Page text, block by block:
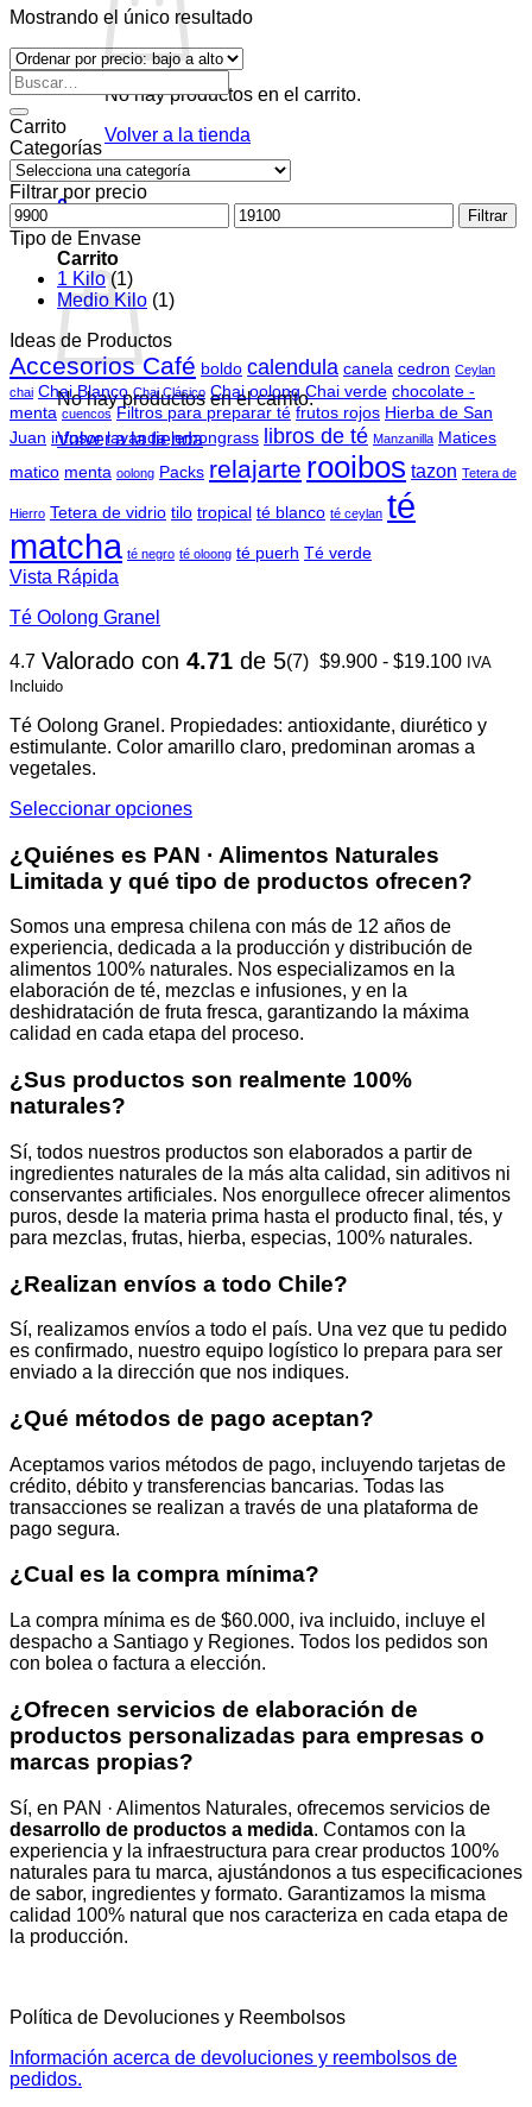
No hay productos en el carrito.
Volver a la tienda
0
Carrito
No hay productos en el carrito.
Volver a la tienda
Mostrando el único resultado
Buscar
por:
Carrito
Categorías
Filtrar por precio
Precio
mínimo
Precio
máximo
Filtrar
Tipo de Envase
1 Kilo (1)
Medio Kilo (1)
Ideas de Productos
Accesorios Café boldo calendula canela cedron Ceylan
chai Chai Blanco Chai Clásico Chai oolong Chai verde chocolate -
menta cuencos Filtros para preparar té frutos rojos Hierba de San
Juan infusor lavanda lemongrass libros de té Manzanilla Matices
matico menta oolong Packs relajarte rooibos tazon Tetera de
Hierro Tetera de vidrio tilo tropical té blanco té ceylan té
matcha té negro té oloong té puerh Té verde
Vista Rápida
Té Oolong Granel
4.7 Valorado con 4.71 de 5(7) $9.900 - $19.100Rango
desde
$9.900
IVA
Incluido
Té Oolong Granel. Propiedades: antioxidante, diurético y
estimulante. Color amarillo claro, predominan aromas a
vegetales.
Seleccionar opciones
producto
tiene
múltiples
variantes.
Las
opciones
se
pueden
elegir
en
página
de
¿Quiénes es PAN · Alimentos Naturales
Limitada y qué tipo de productos ofrecen?
Somos una empresa chilena con más de 12 años de
experiencia, dedicada a la producción y distribución de
alimentos 100% naturales. Nos especializamos en la
elaboración de té, mezclas e infusiones, y en la
deshidratación de fruta fresca, garantizando la máxima
calidad en cada etapa del proceso.
¿Sus productos son realmente 100%
naturales?
Sí, todos nuestros productos son elaborados a partir de
ingredientes naturales de la más alta calidad, sin aditivos ni
conservantes artificiales. Nos enorgullece ofrecer alimentos
puros, desde la materia prima hasta el producto final, tés, y
para mezclas, frutas, hierba, especias, 100% naturales.
¿Realizan envíos a todo Chile?
Sí, realizamos envíos a todo el país. Una vez que tu pedido
es confirmado, nuestro equipo logístico lo prepara para ser
enviado a la dirección que nos indiques.
¿Qué métodos de pago aceptan?
Aceptamos varios métodos de pago, incluyendo tarjetas de
crédito, débito y transferencias bancarias. Todas las
transacciones se realizan a través de una plataforma de
pago segura.
¿Cual es la compra mínima?
La compra mínima es de $60.000, iva incluido, incluye el
despacho a Santiago y Regiones. Todos los pedidos son
con bolea o factura a elección.
¿Ofrecen servicios de elaboración de
productos personalizadas para empresas o
marcas propias?
Sí, en PAN · Alimentos Naturales, ofrecemos servicios de
desarrollo de productos a medida. Contamos con la
experiencia y la infraestructura para crear productos 100%
naturales para tu marca, ajustándonos a tus especificaciones
de sabor, ingredientes y formato. Garantizamos la misma
calidad 100% natural que nos caracteriza en cada etapa de
la producción.
Política de Devoluciones y Reembolsos
Información acerca de devoluciones y reembolsos de
pedidos.